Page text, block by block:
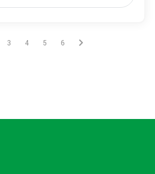
la page
êtes sur la page
Vous êtes sur la page
3 Vous êtes sur la page
4 Vous êtes sur la page
5 Vous êtes sur la page
6